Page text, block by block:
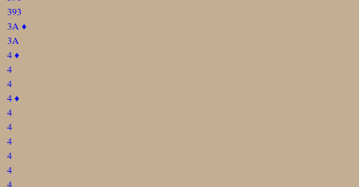
393
3A ♦
3A
4♦
4
4
4♦
4
4
4
4
4
4